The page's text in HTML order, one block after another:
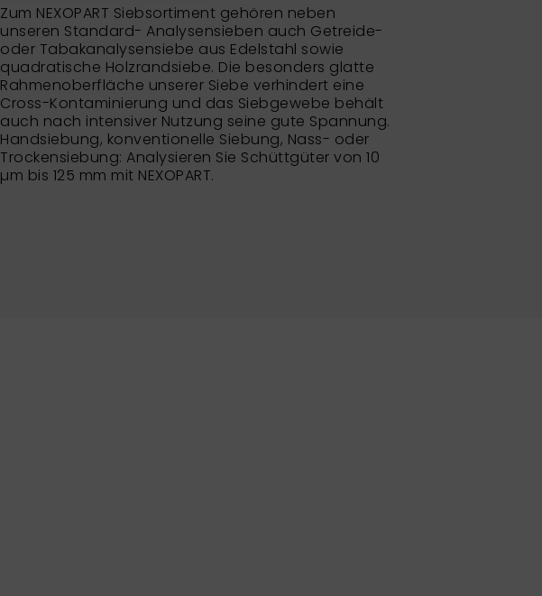
Zum NEXOPART Siebsortiment gehören neben
unseren Standard- Analysensieben auch Getreide-
oder Tabakanalysensiebe aus Edelstahl sowie
quadratische Holzrandsiebe. Die besonders glatte
Rahmenoberfläche unserer Siebe verhindert eine
Cross-Kontaminierung und das Siebgewebe behält
auch nach intensiver Nutzung seine gute Spannung.
Handsiebung, konventionelle Siebung, Nass- oder
Trockensiebung: Analysieren Sie Schüttgüter von 10
µm bis 125 mm mit NEXOPART.